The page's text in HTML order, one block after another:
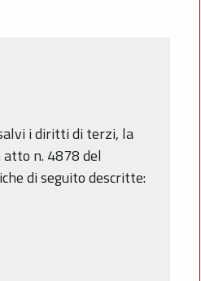
i diritti di terzi, la
n. 4878 del
di seguito descritte: